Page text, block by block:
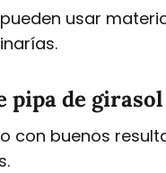
usar
pipa de girasol
con buenos